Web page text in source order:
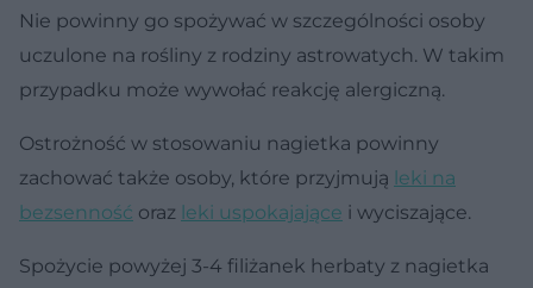
Nie powinny go spożywać w szczególności osoby
uczulone na rośliny z rodziny astrowatych. W takim
przypadku może wywołać reakcję alergiczną.
Ostrożność w stosowaniu nagietka powinny
zachować także osoby, które przyjmują leki na
bezsenność oraz leki uspokajające i wyciszające.
Spożycie powyżej 3-4 filiżanek herbaty z nagietka